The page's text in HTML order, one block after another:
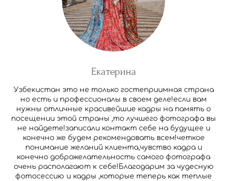
Екатерина
Узбекистан это не только гостеприимная страна
но есть и профессионалы в своем деле!если вам
нужны отличные красивейшие кадры на память о
посещении этой страны ,то лучшего фотографа вы
не найдете!записали контакт себе на будущее и
конечно же будем рекомендовать всем!четкое
понимание желаний клиента,чувство кадра и
конечно доброжелательность самого фотографа
очень располагают к себе!Благодарим за чудесную
фотосессию и кадры ,которые теперь как теплые